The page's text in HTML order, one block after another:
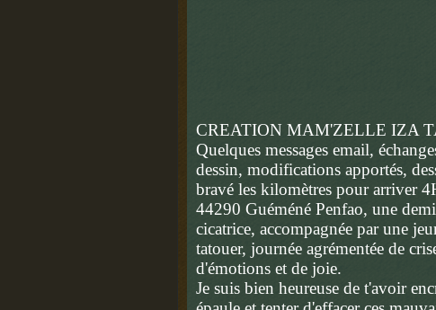
CREATION MAM'ZELLE IZA
Quelques messages email,
dessin, modifications apportés,
bravé les kilomètres pour arriver
44290 Guéméné Penfao, une
cicatrice, accompagnée par une
tatouer, journée agrémentée de
d'émotions et de joie.
Je suis bien heureuse de t'avoir